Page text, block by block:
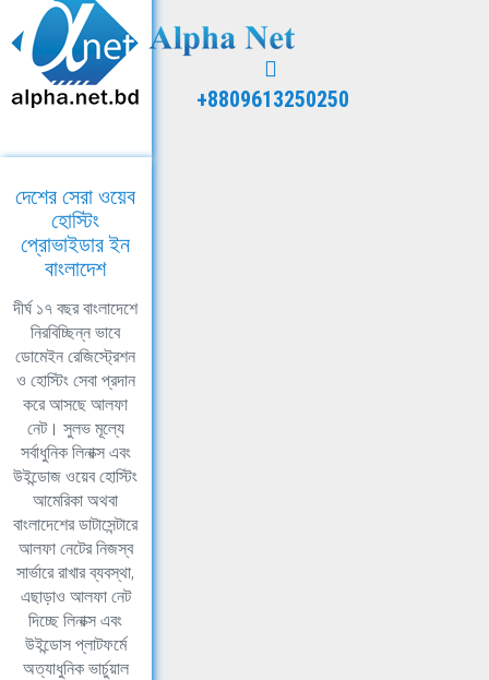
+8809613250250
দেশের সেরা ওয়েব
হোস্টিং
প্রোভাইডার ইন
বাংলাদেশ
দীর্ঘ ১৭ বছর বাংলাদেশে
নিরবিচ্ছিন্ন ভাবে
ডোমেইন রেজিস্ট্রেশন
ও হোস্টিং সেবা প্রদান
করে আসছে আলফা
নেট। সুলভ মূল্যে
সর্বাধুনিক লিনাক্স এবং
উইন্ডোজ ওয়েব হোস্টিং
আমেরিকা অথবা
বাংলাদেশের ডাটাসেন্টারে
আলফা নেটের নিজস্ব
সার্ভারে রাখার ব্যবস্থা,
এছাড়াও আলফা নেট
দিচ্ছে লিনাক্স এবং
উইন্ডোস প্লাটফর্মে
অত্যাধুনিক ভার্চুয়াল